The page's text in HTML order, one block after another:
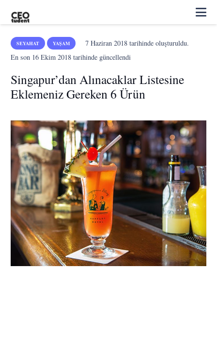
SEYAHAT YAŞAM 7 Haziran 2018tarihinde oluşturuldu.
En son 16 Ekim 2018 tarihinde güncellendi
Singapur’dan Alınacaklar Listesine
Eklemeniz Gereken 6 Ürün